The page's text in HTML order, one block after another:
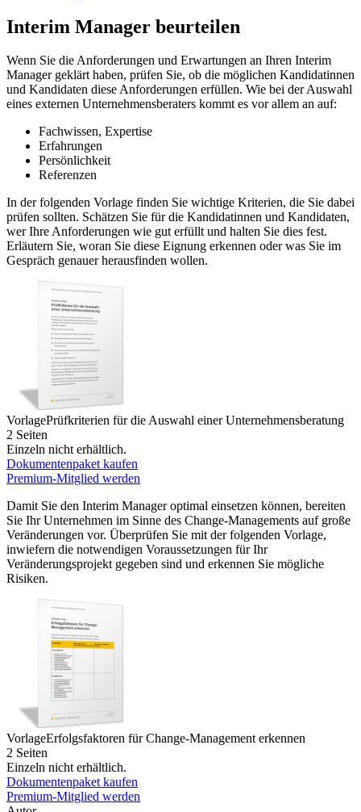
Interim Manager beurteilen
Wenn Sie die Anforderungen und Erwartungen an Ihren Interim
Manager geklärt haben, prüfen Sie, ob die möglichen Kandidatinnen
und Kandidaten diese Anforderungen erfüllen. Wie bei der Auswahl
eines externen Unternehmensberaters kommt es vor allem an auf:
Fachwissen, Expertise
Erfahrungen
Persönlichkeit
Referenzen
In der folgenden Vorlage finden Sie wichtige Kriterien, die Sie dabei
prüfen sollten. Schätzen Sie für die Kandidatinnen und Kandidaten,
wer Ihre Anforderungen wie gut erfüllt und halten Sie dies fest.
Erläutern Sie, woran Sie diese Eignung erkennen oder was Sie im
Gespräch genauer herausfinden wollen.
VorlagePrüfkriterien für die Auswahl einer Unternehmensberatung
2 Seiten
Einzeln nicht erhältlich.
Dokumentenpaket kaufen
Premium-Mitglied werden
Damit Sie den Interim Manager optimal einsetzen können, bereiten
Sie Ihr Unternehmen im Sinne des Change-Managements auf große
Veränderungen vor. Überprüfen Sie mit der folgenden Vorlage,
inwiefern die notwendigen Voraussetzungen für Ihr
Veränderungsprojekt gegeben sind und erkennen Sie mögliche
Risiken.
VorlageErfolgsfaktoren für Change-Management erkennen
2 Seiten
Einzeln nicht erhältlich.
Dokumentenpaket kaufen
Premium-Mitglied werden